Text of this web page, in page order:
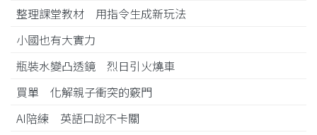
整理課堂教材 用指令生成新玩法
小國也有大實力
瓶裝水變凸透鏡 烈日引火燒車
買單 化解親子衝突的竅門
AI陪練 英語口說不卡關